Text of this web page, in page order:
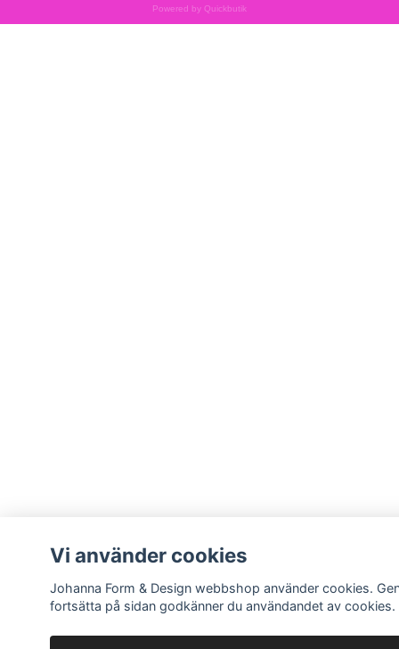
Powered by Quickbutik
Vi använder cookies
Johanna Form & Design webbshop använder cookies.
fortsätta på sidan godkänner du användandet av cookies.